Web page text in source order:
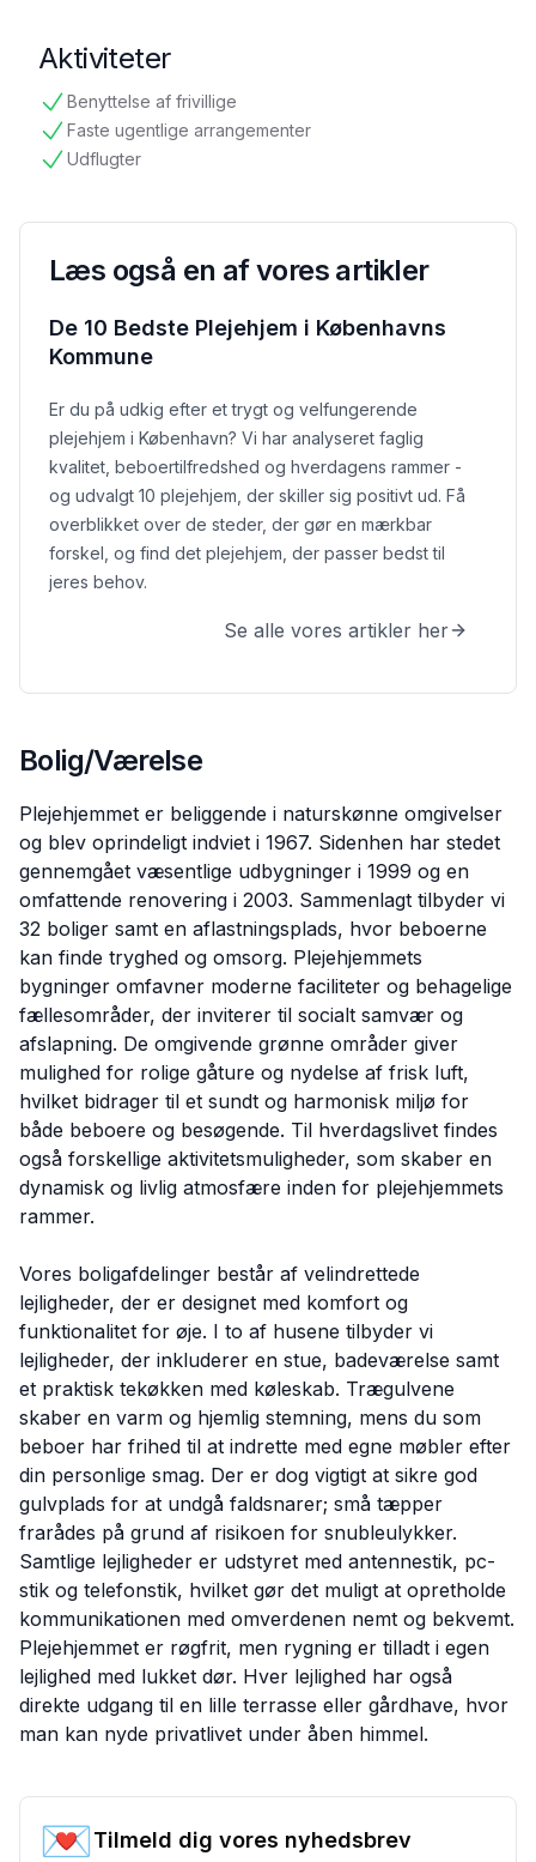
Aktiviteter
Benyttelse af frivillige
tilgængelig
Faste ugentlige arrangementer
tilgængelig
Udflugter
tilgængelig
Læs også en af vores artikler
De 10 Bedste Plejehjem i Københavns
Kommune
Er du på udkig efter et trygt og velfungerende
plejehjem i København? Vi har analyseret faglig
kvalitet, beboertilfredshed og hverdagens rammer -
og udvalgt 10 plejehjem, der skiller sig positivt ud. Få
overblikket over de steder, der gør en mærkbar
forskel, og find det plejehjem, der passer bedst til
jeres behov.
Se alle vores artikler her
Bolig/Værelse
Plejehjemmet er beliggende i naturskønne omgivelser
og blev oprindeligt indviet i 1967. Sidenhen har stedet
gennemgået væsentlige udbygninger i 1999 og en
omfattende renovering i 2003. Sammenlagt tilbyder vi
32 boliger samt en aflastningsplads, hvor beboerne
kan finde tryghed og omsorg. Plejehjemmets
bygninger omfavner moderne faciliteter og behagelige
fællesområder, der inviterer til socialt samvær og
afslapning. De omgivende grønne områder giver
mulighed for rolige gåture og nydelse af frisk luft,
hvilket bidrager til et sundt og harmonisk miljø for
både beboere og besøgende. Til hverdagslivet findes
også forskellige aktivitetsmuligheder, som skaber en
dynamisk og livlig atmosfære inden for plejehjemmets
rammer.
Vores boligafdelinger består af velindrettede
lejligheder, der er designet med komfort og
funktionalitet for øje. I to af husene tilbyder vi
lejligheder, der inkluderer en stue, badeværelse samt
et praktisk tekøkken med køleskab. Trægulvene
skaber en varm og hjemlig stemning, mens du som
beboer har frihed til at indrette med egne møbler efter
din personlige smag. Der er dog vigtigt at sikre god
gulvplads for at undgå faldsnarer; små tæpper
frarådes på grund af risikoen for snubleulykker.
Samtlige lejligheder er udstyret med antennestik, pc-
stik og telefonstik, hvilket gør det muligt at opretholde
kommunikationen med omverdenen nemt og bekvemt.
Plejehjemmet er røgfrit, men rygning er tilladt i egen
lejlighed med lukket dør. Hver lejlighed har også
direkte udgang til en lille terrasse eller gårdhave, hvor
man kan nyde privatlivet under åben himmel.
💌Tilmeld dig vores nyhedsbrev